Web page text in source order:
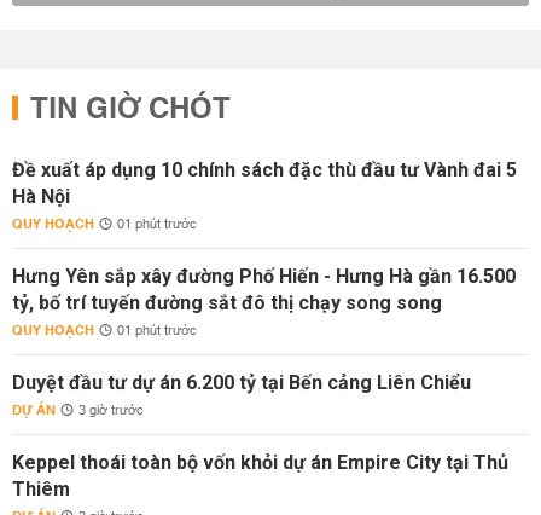
TIN GIỜ CHÓT
Đề xuất áp dụng 10 chính sách đặc thù đầu tư Vành đai 5
Hà Nội
QUY HOẠCH 01 phút trước
Hưng Yên sắp xây đường Phố Hiến - Hưng Hà gần 16.500
tỷ, bố trí tuyến đường sắt đô thị chạy song song
QUY HOẠCH 01 phút trước
Duyệt đầu tư dự án 6.200 tỷ tại Bến cảng Liên Chiểu
DỰ ÁN 3 giờ trước
Keppel thoái toàn bộ vốn khỏi dự án Empire City tại Thủ
Thiêm